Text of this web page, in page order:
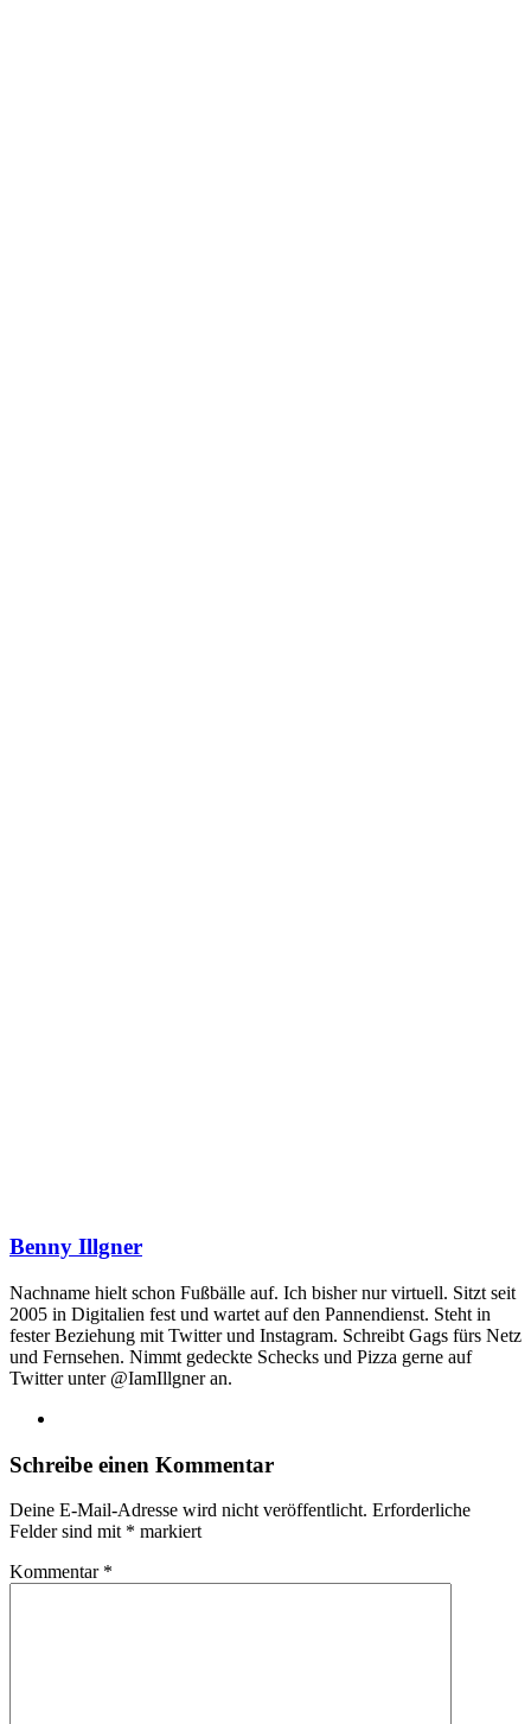
Benny Illgner
Nachname hielt schon Fußbälle auf. Ich bisher nur virtuell. Sitzt seit
2005 in Digitalien fest und wartet auf den Pannendienst. Steht in
fester Beziehung mit Twitter und Instagram. Schreibt Gags fürs Netz
und Fernsehen. Nimmt gedeckte Schecks und Pizza gerne auf
Twitter unter @IamIllgner an.
Schreibe einen Kommentar
Deine E-Mail-Adresse wird nicht veröffentlicht. Erforderliche
Felder sind mit * markiert
Kommentar *